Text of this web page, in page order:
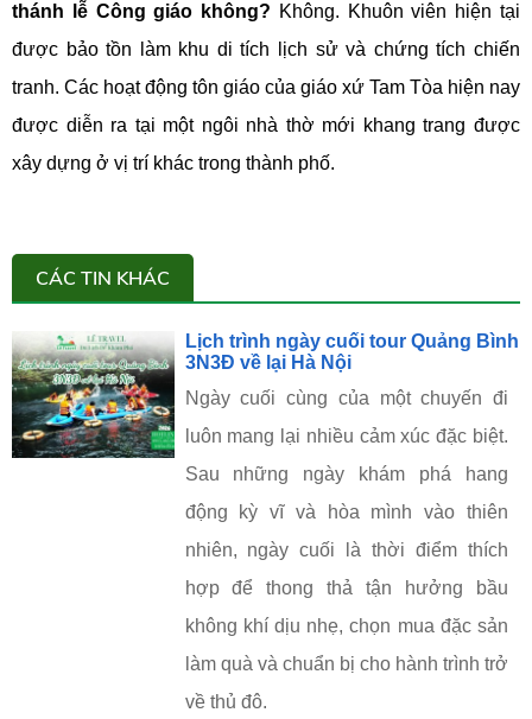
thánh lễ Công giáo không? Không. Khuôn viên hiện tại
được bảo tồn làm khu di tích lịch sử và chứng tích chiến
tranh. Các hoạt động tôn giáo của giáo xứ Tam Tòa hiện nay
được diễn ra tại một ngôi nhà thờ mới khang trang được
xây dựng ở vị trí khác trong thành phố.
CÁC TIN KHÁC
Lịch trình ngày cuối tour Quảng Bình
3N3Đ về lại Hà Nội
Ngày cuối cùng của một chuyến đi
luôn mang lại nhiều cảm xúc đặc biệt.
Sau những ngày khám phá hang
động kỳ vĩ và hòa mình vào thiên
nhiên, ngày cuối là thời điểm thích
hợp để thong thả tận hưởng bầu
không khí dịu nhẹ, chọn mua đặc sản
làm quà và chuẩn bị cho hành trình trở
về thủ đô.